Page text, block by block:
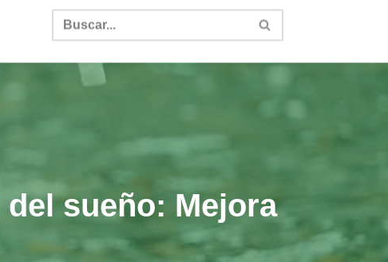
sueño: Mejora